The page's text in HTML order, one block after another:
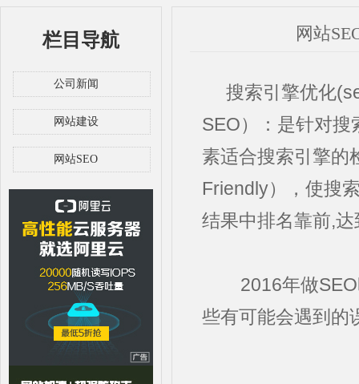
栏目导航
公司新闻
网站建设
网站SEO
网站
搜索引擎优化
SEO）：是针对搜
素适合搜索引擎的
Friendly），使搜
结果中排名靠前,
2016年做SEO
些有可能会遇到的